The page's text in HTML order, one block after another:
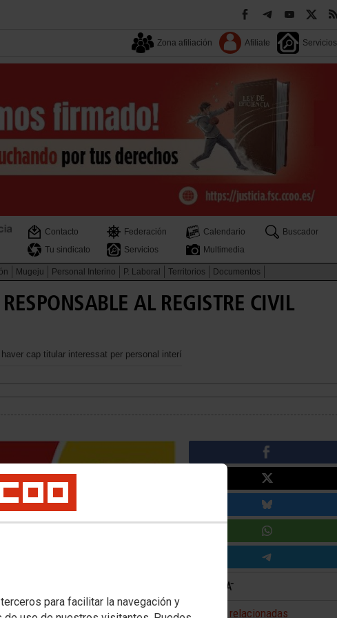
para facilitar la navegación y
Zona afiliación Afiliate Servicios
Contacto Federación Calendario
Buscador
Tu sindicato
Servicios Multimedia
Mugeju Personal Interino P. Laboral Territorios Documentos
AL REGISTRE CIVIL
cap titular interessat per personal interí
Noticias relacionadas